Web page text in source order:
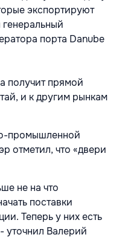
экспортируют
генеральный
порта Danube
получит прямой
и к другим рынкам
промышленной
отметил, что «двери
не на что
поставки
Теперь у них есть
уточнил Валерий